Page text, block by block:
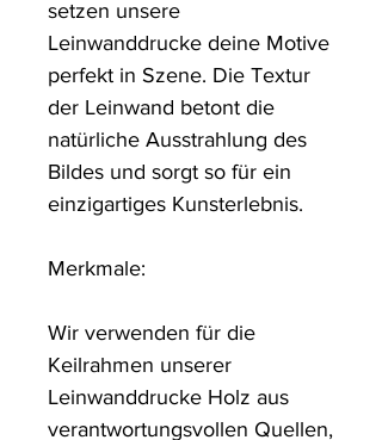
setzen unsere
Leinwanddrucke deine Motive
perfekt in Szene. Die Textur
der Leinwand betont die
natürliche Ausstrahlung des
Bildes und sorgt so für ein
einzigartiges Kunsterlebnis.
Merkmale:
Wir verwenden für die
Keilrahmen unserer
Leinwanddrucke Holz aus
verantwortungsvollen Quellen,